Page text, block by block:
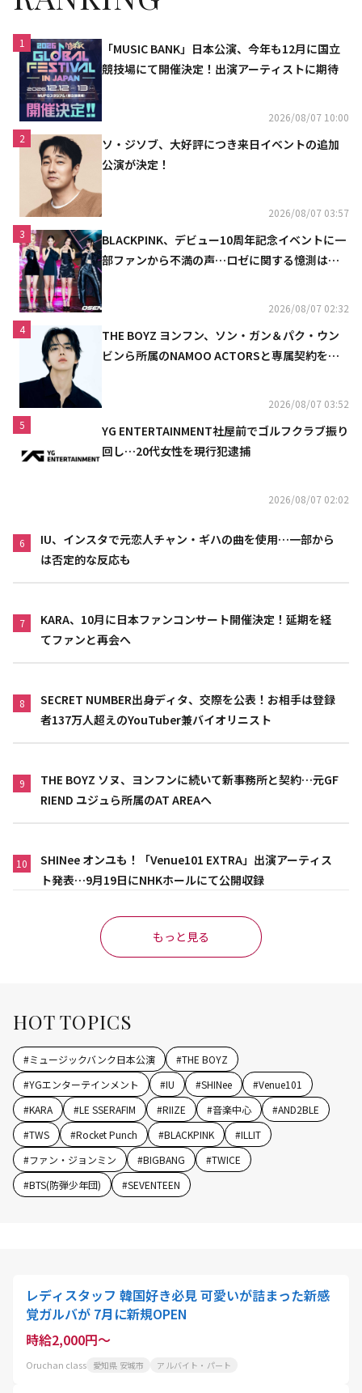
1
「MUSIC BANK」日本公演、今年も12月に国立
競技場にて開催決定！出演アーティストに期待
2026/08/07 10:00
2
ソ・ジソブ、大好評につき来日イベントの追加
公演が決定！
2026/08/07 03:57
3
BLACKPINK、デビュー10周年記念イベントに一
部ファンから不満の声…ロゼに関する憶測は否
2026/08/07 02:32
4
THE BOYZ ヨンフン、ソン・ガン＆パク・ウン
ビンら所属のNAMOO ACTORSと専属契約を締
2026/08/07 03:52
5
YG ENTERTAINMENT社屋前でゴルフクラブ振り
回し…20代女性を現行犯逮捕
2026/08/07 02:02
6
IU、インスタで元恋人チャン・ギハの曲を使用…一部から
は否定的な反応も
7
KARA、10月に日本ファンコンサート開催決定！延期を経
てファンと再会へ
8
SECRET NUMBER出身ディタ、交際を公表！お相手は登録
者137万人超えのYouTuber兼バイオリニスト
9
THE BOYZ ソヌ、ヨンフンに続いて新事務所と契約…元GF
RIEND ユジュら所属のAT AREAへ
10
SHINee オンユも！「Venue101 EXTRA」出演アーティス
ト発表…9月19日にNHKホールにて公開収録
もっと見る
HOT TOPICS
#ミュージックバンク日本公演 #THE BOYZ
#YGエンターテインメント #IU #SHINee #Venue101
#KARA #LE SSERAFIM #RIIZE #音楽中心 #AND2BLE
#TWS #Rocket Punch #BLACKPINK #ILLIT
#ファン・ジョンミン #BIGBANG #TWICE
#BTS(防弾少年団) #SEVENTEEN
レディスタッフ 韓国好き必見 可愛いが詰まった新感
覚ガルバが 7月に新規OPEN
時給2,000円～
Oruchan class 愛知県 安城市 アルバイト・パート